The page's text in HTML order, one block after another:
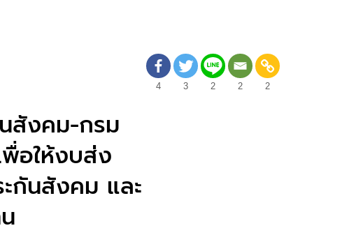
4
3 2 2 2
สังคม-กรม
อให้งบส่ง
กันสังคม และ